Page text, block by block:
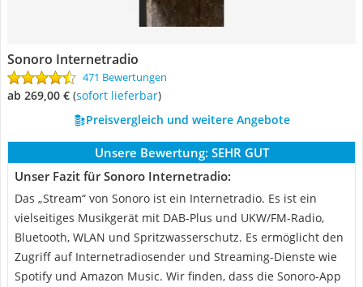
Sonoro Internetradio
471 Bewertungen
ab 269,00 € ( Sofort lieferbar)
Preisvergleich und weitere Angebote
Unsere Bewertung: SEHR GUT
Unser Fazit für Sonoro Internetradio:
Das „Stream“ von Sonoro ist ein Internetradio. Es ist ein
vielseitiges Musikgerät mit DAB-Plus und UKW/FM-Radio,
Bluetooth, WLAN und Spritzwasserschutz. Es ermöglicht den
Zugriff auf Internetradiosender und Streaming-Dienste wie
Spotify und Amazon Music. Wir finden, dass die Sonoro-App